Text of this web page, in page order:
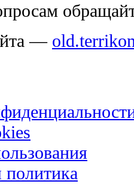
—
политика